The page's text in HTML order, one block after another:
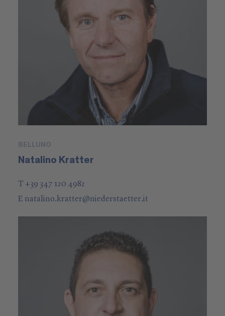
BELLUNO
Natalino Kratter
T +39 347 120 4982
E natalino.kratter@niederstaetter.it